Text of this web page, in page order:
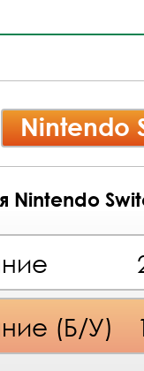
Nintendo
Nintendo
(Б/У)